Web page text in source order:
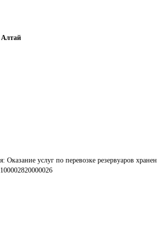
Алтай
Оказание услуг по перевозке резервуаров